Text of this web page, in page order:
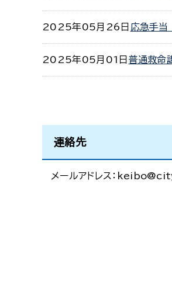
2025年05月26日 応急手当
2025年05月01日 普通救命
連絡先
メールアドレス：